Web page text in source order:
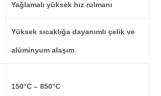
Yağlamalı yüksek hız rulmanı
Yüksek sıcaklığa dayanımlı çelik ve
alüminyum alaşım
150°C – 850°C